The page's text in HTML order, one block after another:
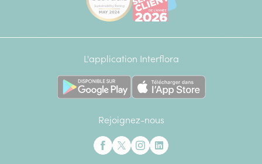
L'application Interflora
Rejoignez-nous